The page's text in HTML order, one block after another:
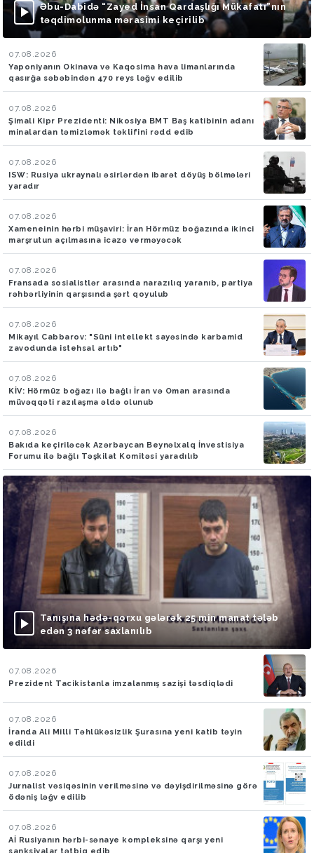
Əbu-Dabidə “Zayed İnsan Qardaşlığı Mükafatı”nın
təqdimolunma mərasimi keçirilib
07.08.2026
Yaponiyanın Okinava və Kaqosima hava limanlarında
qasırğa səbəbindən 470 reys ləğv edilib
07.08.2026
Şimali Kipr Prezidenti: Nikosiya BMT Baş katibinin adanı
minalardan təmizləmək təklifini rədd edib
07.08.2026
ISW: Rusiya ukraynalı əsirlərdən ibarət döyüş bölmələri
yaradır
07.08.2026
Xameneinin hərbi müşaviri: İran Hörmüz boğazında ikinci
marşrutun açılmasına icazə verməyəcək
07.08.2026
Fransada sosialistlər arasında narazılıq yaranıb, partiya
rəhbərliyinin qarşısında şərt qoyulub
07.08.2026
Mikayıl Cabbarov: "Süni intellekt sayəsində karbamid
zavodunda istehsal artıb"
07.08.2026
KİV: Hörmüz boğazı ilə bağlı İran və Oman arasında
müvəqqəti razılaşma əldə olunub
07.08.2026
Bakıda keçiriləcək Azərbaycan Beynəlxalq İnvestisiya
Forumu ilə bağlı Təşkilat Komitəsi yaradılıb
Tanışına hədə-qorxu gələrək 25 min manat tələb
edən 3 nəfər saxlanılıb
07.08.2026
Prezident Tacikistanla imzalanmış sazişi təsdiqlədi
07.08.2026
İranda Ali Milli Təhlükəsizlik Şurasına yeni katib təyin
edildi
07.08.2026
Jurnalist vəsiqəsinin verilməsinə və dəyişdirilməsinə görə
ödəniş ləğv edilib
07.08.2026
Aİ Rusiyanın hərbi-sənaye kompleksinə qarşı yeni